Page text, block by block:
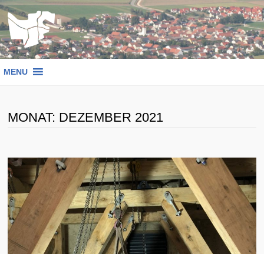
Zum
Inhalt
springen
MENU
MONAT: DEZEMBER 2021